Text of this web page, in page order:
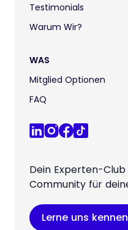
Testimonials
Warum Wir?
WAS
Mitglied Optionen
FAQ
Dein Experten-
Community für
Lerne uns kennen